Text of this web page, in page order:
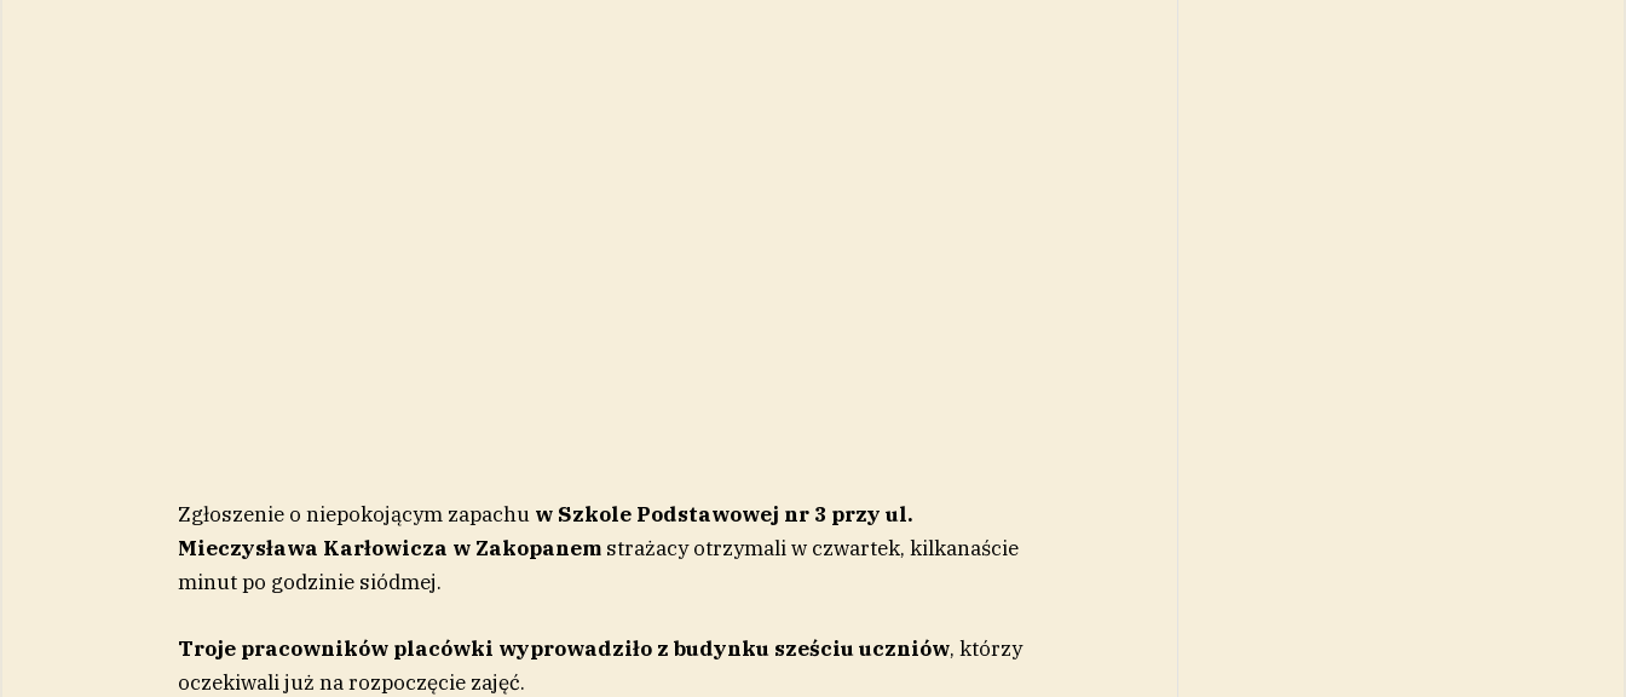
Zgłoszenie o niepokojącym zapachuw Szkole Podstawowej nr 3 przy ul.
Mieczysława Karłowicza w Zakopanemstrażacy otrzymali w czwartek, kilkanaście
minut po godzinie siódmej.
Troje pracowników placówki wyprowadziło z budynku sześciu uczniów, którzy
oczekiwali już na rozpoczęcie zajęć.